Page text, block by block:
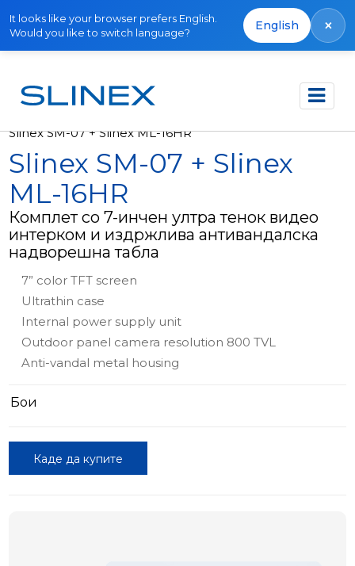
It looks like your browser prefers English.
Would you like to switch language?
English ×
Почетна Производи
Slinex SM-07 + Slinex ML-16HR
Slinex SM-07 + Slinex
ML-16HR
Комплет со 7-инчен ултра тенок видео
интерком и издржлива антивандалска
надворешна табла
7” color TFT screen
Ultrathin case
Internal power supply unit
Outdoor panel camera resolution 800 TVL
Anti-vandal metal housing
Бои
Каде да купите